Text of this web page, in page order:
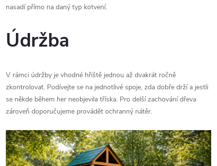
nasadí přímo na daný typ kotvení.
Údržba
V rámci údržby je vhodné hřiště jednou až dvakrát ročně
zkontrolovat. Podívejte se na jednotlivé spoje, zda dobře drží a jestli
se někde během her neobjevila tříska. Pro delší zachování dřeva
zároveň doporučujeme provádět ochranný nátěr.